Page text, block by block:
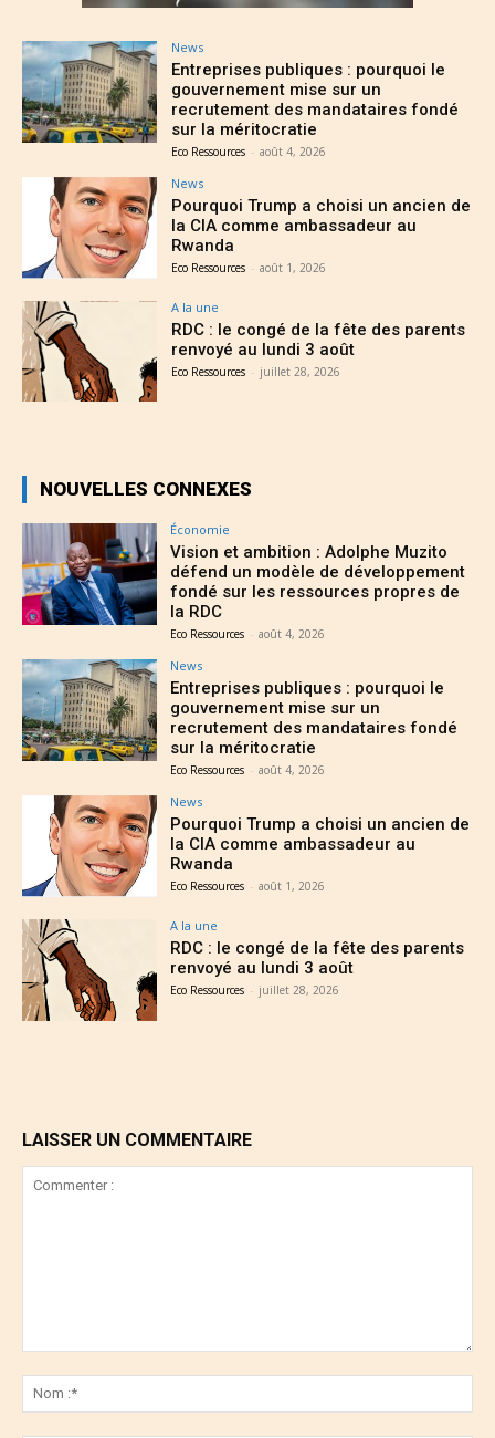
News
Entreprises publiques : pourquoi le
gouvernement mise sur un
recrutement des mandataires fondé
sur la méritocratie
Eco Ressources - août 4, 2026
News
Pourquoi Trump a choisi un ancien de
la CIA comme ambassadeur au
Rwanda
Eco Ressources - août 1, 2026
A la une
RDC : le congé de la fête des parents
renvoyé au lundi 3 août
Eco Ressources - juillet 28, 2026
NOUVELLES CONNEXES
Économie
Vision et ambition : Adolphe Muzito
défend un modèle de développement
fondé sur les ressources propres de
la RDC
Eco Ressources - août 4, 2026
News
Entreprises publiques : pourquoi le
gouvernement mise sur un
recrutement des mandataires fondé
sur la méritocratie
Eco Ressources - août 4, 2026
News
Pourquoi Trump a choisi un ancien de
la CIA comme ambassadeur au
Rwanda
Eco Ressources - août 1, 2026
A la une
RDC : le congé de la fête des parents
renvoyé au lundi 3 août
Eco Ressources - juillet 28, 2026
LAISSER UN COMMENTAIRE
:*